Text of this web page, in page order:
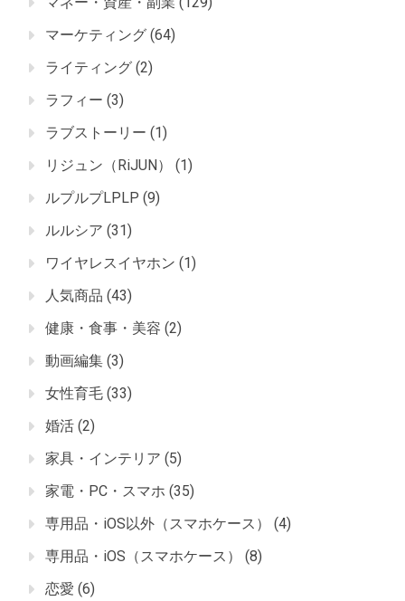
マーケティング (64)
ライティング (2)
ラフィー (3)
ラブストーリー (1)
リジュン（RiJUN）
(1)
ルプルプLPLP (9)
ルルシア (31)
ワイヤレスイヤホン (1)
人気商品 (43)
健康・食事・美容 (2)
動画編集 (3)
女性育毛 (33)
婚活 (2)
家具・インテリア (5)
家電・PC・スマホ (35)
専用品・iOS以外（スマホケース）
(4)
専用品・iOS（スマホケース）
(8)
恋愛 (6)